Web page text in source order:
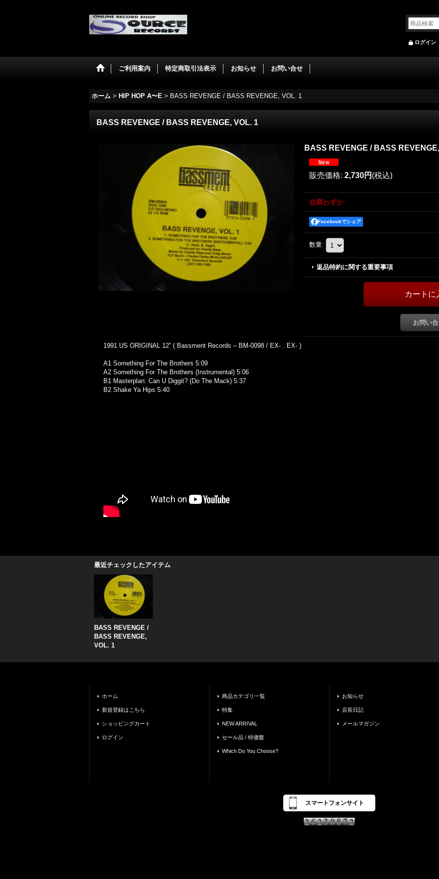
ログイン
ご利用案内 特定商取引法表示 お知らせ お問い合せ
ホーム > HIP HOP A〜E > BASS REVENGE / BASS REVENGE, VOL. 1
BASS REVENGE / BASS REVENGE, VOL. 1
BASS REVENGE / BASS
販売価格: 2,730円 (税込)
在庫わずか
Facebookでシェア
数量:
返品特約に関する重要事項
お問い
1991 US ORIGINAL 12” ( Bassment Records – BM-0098 / EX- . EX- )
A1 Something For The Brothers 5:09
A2 Something For The Brothers (Instrumental) 5:06
B1 Masterplan: Can U Diggit? (Do The Mack) 5:37
B2 Shake Ya Hips 5:40
最近チェックしたアイテム
BASS REVENGE /
BASS REVENGE,
VOL. 1
ホーム
新規登録はこちら
ショッピングカート
ログイン
商品カテゴリ一覧
特集
NEW ARRIVAL
セール品 / 特価盤
Which Do You Choose?
お知らせ
店長日記
メールマガジン
スマートフォンサイト